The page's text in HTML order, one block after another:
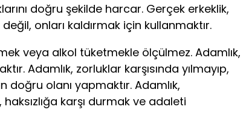
doğru şekilde harcar. Gerçek erkeklik,
onları kaldırmak için kullanmaktır.
veya alkol tüketmekle ölçülmez. Adamlık,
Adamlık, zorluklar karşısında yılmayıp,
olanı yapmaktır. Adamlık,
haksızlığa karşı durmak ve adaleti